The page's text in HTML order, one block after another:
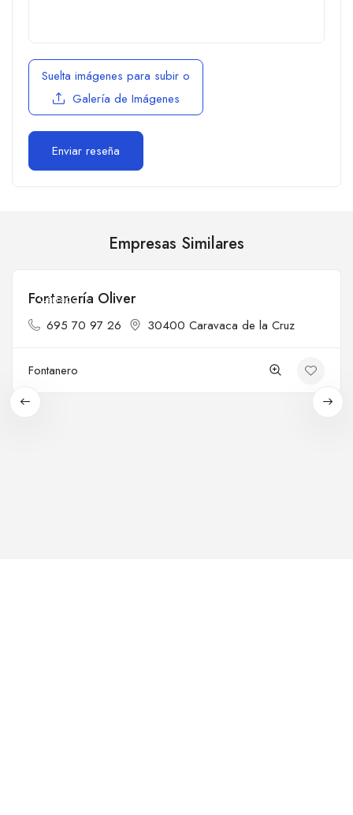
Suelta imágenes para subir o
Galería de Imágenes
Empresas Similares
Cerrado
Fontanería Oliver
695 70 97 26 30400 Caravaca de la Cruz
Fontanero